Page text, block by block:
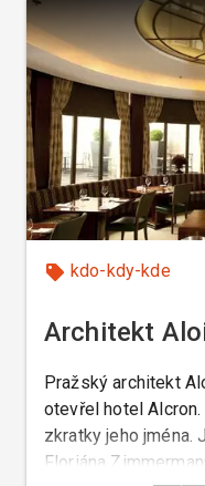
kdo-kdy-kde
Architekt
Pražský architekt
otevřel hotel
zkratky jeho jména.
Floriána